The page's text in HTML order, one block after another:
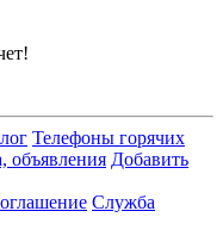
Телефоны горячих
объявления Добавить
Служба